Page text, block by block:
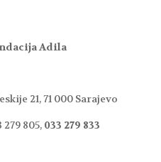
Adila
21, 71 000 Sarajevo
279 805, 033 279 833